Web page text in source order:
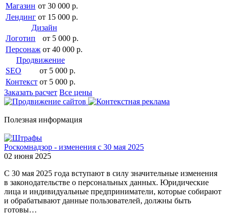
Магазин от 30 000 р.
Лендинг от 15 000 р.
Дизайн
Логотип
от 5 000 р.
Персонаж от 40 000 р.
Продвижение
SEO
от 5 000 р.
Контекст от 5 000 р.
Заказать расчет Все цены
Полезная информация
Роскомнадзор - изменения с 30 мая 2025
02 июня 2025
С 30 мая 2025 года вступают в силу значительные изменения
в законодательстве о персональных данных. Юридические
лица и индивидуальные предприниматели, которые собирают
и обрабатывают данные пользователей, должны быть
готовы…